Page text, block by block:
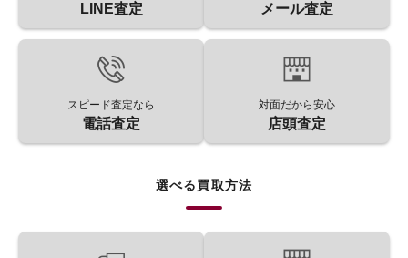
LINE査定 メール査定
スピード査定なら
電話査定
対面だから安心
店頭査定
選べる買取方法